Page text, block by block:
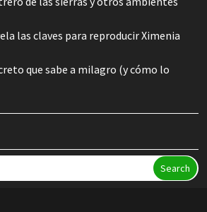
las claves para reproducir Ximenia
que sabe a milagro (y cómo lo
Search